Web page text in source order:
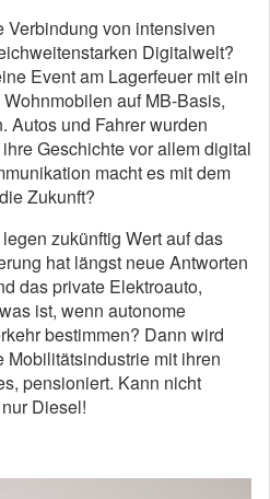
von intensiven
Digitalwelt?
Event am Lagerfeuer mit ein
auf MB-Basis,
Autos und Fahrer wurden
Geschichte vor allem digital
macht es mit dem
Zukunft?
zukünftig Wert auf das
hat längst neue Antworten
das private Elektroauto,
ist, wenn autonome
bestimmen? Dann wird
Mobilitätsindustrie mit ihren
pensioniert. Kann nicht
Diesel!